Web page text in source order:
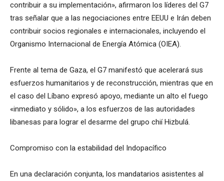
contribuir a su implementación», afirmaron los líderes del G7
tras señalar que a las negociaciones entre EEUU e Irán deben
contribuir socios regionales e internacionales, incluyendo el
Organismo Internacional de Energía Atómica (OIEA).
Frente al tema de Gaza, el G7 manifestó que acelerará sus
esfuerzos humanitarios y de reconstrucción, mientras que en
el caso del Líbano expresó apoyo, mediante un alto el fuego
«inmediato y sólido», a los esfuerzos de las autoridades
libanesas para lograr el desarme del grupo chií Hizbulá.
Compromiso con la estabilidad del Indopacífico
En una declaración conjunta, los mandatarios asistentes al